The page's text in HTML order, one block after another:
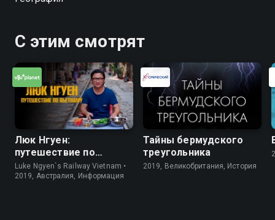
С этим смотрят
Люк Нгуен:
путешествие по
Вьетнаму
Luke Ngyen`s Railway Vietnam •
2019, Австралия, Информация
Тайны бермудского
треугольника
2019, Великобритания, История